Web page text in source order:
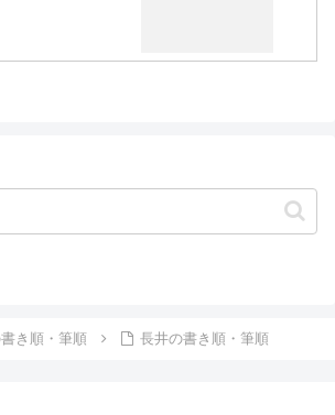
き順・筆順 長井の書き順・筆順